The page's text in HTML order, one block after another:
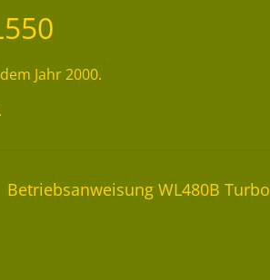
Jahr 2000.
Betriebsanweisung WL480B Turbo